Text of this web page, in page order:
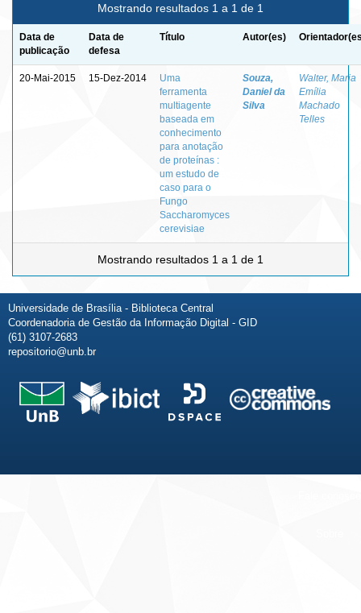
Mostrando resultados 1 a 1 de 1
Data de
publicação
Data de
defesa
Título Autor(es)
20-Mai-2015 15-Dez-2014
Uma
ferramenta
multiagente
baseada em
conhecimento
para anotação
de proteínas :
um estudo de
caso para o
Fungo
Saccharomyces
cerevisiae
Souza,
Daniel da
Silva
Walter, Maria
Emília
Machado
Telles
Mostrando resultados 1 a 1 de 1
Universidade de Brasília - Biblioteca Central
Coordenadoria de Gestão da Informação Digital - GID
(61) 3107-2683
repositorio@unb.br